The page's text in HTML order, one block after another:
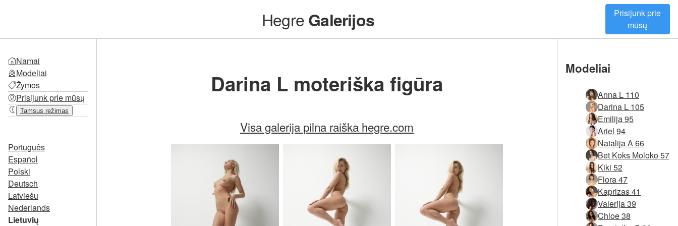
HegreGalerijos
Prisijunk prie
mūsų
Namai
Modeliai
Žymos
Prisijunk prie mūsų
Tamsus režimas
Português
Español
Polski
Deutsch
Latviešu
Nederlands
Lietuvių
Darina L moteriška figūra
Visa galerija pilna raiška hegre.com
Modeliai
Anna L 110
Darina L 105
Emilija 95
Ariel 94
Natalija A 66
Bet Koks Moloko 57
Kiki 52
Flora 47
Kaprizas 41
Valerija 39
Chloe 38